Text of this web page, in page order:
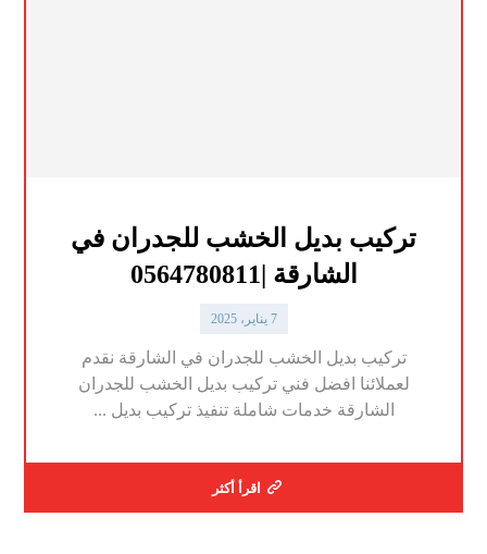
تركيب بديل الخشب للجدران في
الشارقة |0564780811
7 يناير، 2025
تركيب بديل الخشب للجدران في الشارقة نقدم
لعملائنا افضل فني تركيب بديل الخشب للجدران
الشارقة خدمات شاملة تنفيذ تركيب بديل ...
اقرأ أكثر